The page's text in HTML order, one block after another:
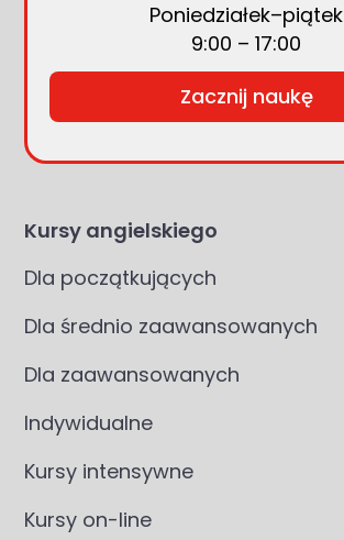
Kursy angielskiego
Dla początkujących
Dla średnio zaawansowanych
Dla zaawansowanych
Indywidualne
Kursy intensywne
Kursy on-line
Poniedziałek–piątek
9:00 – 17:00
Zacznij naukę